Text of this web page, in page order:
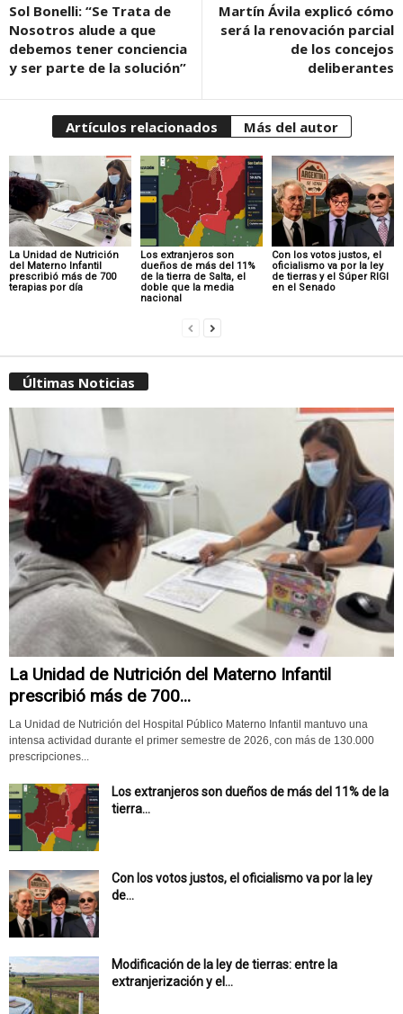
Sol Bonelli: “Se Trata de
Nosotros alude a que
debemos tener conciencia
y ser parte de la solución”
Martín Ávila explicó cómo
será la renovación parcial
de los concejos
deliberantes
Artículos relacionados Más del autor
La Unidad de Nutrición
del Materno Infantil
prescribió más de 700
terapias por día
Los extranjeros son
dueños de más del 11%
de la tierra de Salta, el
doble que la media
nacional
Con los votos justos, el
oficialismo va por la ley
de tierras y el Súper RIGI
en el Senado
Últimas Noticias
La Unidad de Nutrición del Materno Infantil
prescribió más de 700...
La Unidad de Nutrición del Hospital Público Materno Infantil mantuvo una
intensa actividad durante el primer semestre de 2026, con más de 130.000
prescripciones...
Los extranjeros son dueños de más del 11% de la
tierra...
Con los votos justos, el oficialismo va por la ley
de...
Modificación de la ley de tierras: entre la
extranjerización y el...